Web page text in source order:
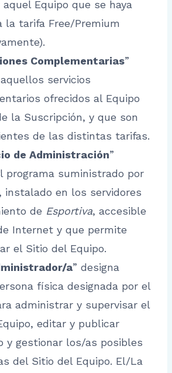
aquel Equipo que se haya
la tarifa Free/Premium
Complementarias”
servicios
ofrecidos al Equipo
la Suscripción, y que son
de las distintas tarifas.
de Administración”
programa suministrado por
, instalado en los servidores
de Esportiva, accesible
Internet y que permite
el Sitio del Equipo.
a” designa
física designada por el
administrar y supervisar el
editar y publicar
y gestionar los/as posibles
del Sitio del Equipo. El/La